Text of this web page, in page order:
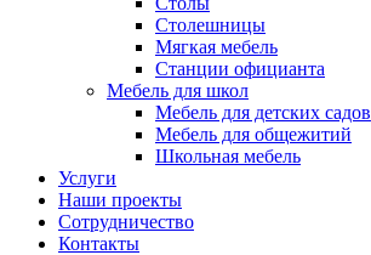
Столешницы
Мягкая мебель
Станции официанта
Мебель для школ
Мебель для детских садов
Мебель для общежитий
Школьная мебель
Услуги
Наши проекты
Сотрудничество
Контакты